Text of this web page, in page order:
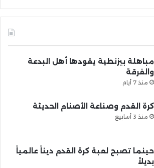
مباهلة بيزنطية يقودها أهل البدعة
والفرقة
منذ 7 أيام
كرة القدم وصناعة الأصنام الحديثة
منذ 3 أسابيع
حينما تصبح لعبة كرة القدم ديناً عالمياً
بديلاً